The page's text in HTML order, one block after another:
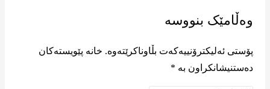
وەڵامێک بنووسە
پۆستی ئەلیکترۆنییەکەت بڵاوناکرێتەوە. خانە پێویستەکان
دەستنیشانکراون بە *